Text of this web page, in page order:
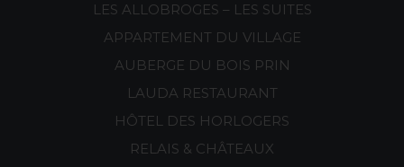
LES ALLOBROGES – LES SUITES
APPARTEMENT DU VILLAGE
AUBERGE DU BOIS PRIN
LAUDA RESTAURANT
HÔTEL DES HORLOGERS
RELAIS & CHÂTEAUX